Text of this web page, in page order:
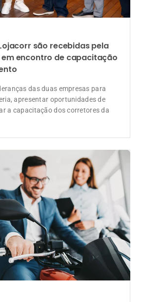
são recebidas pela
em encontro de capacitação
das duas empresas para
apresentar oportunidades de
a capacitação dos corretores da